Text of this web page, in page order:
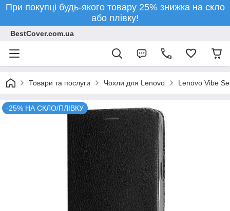
При покупці будь-якого товару 25% знижка на скло
або плівку!
BestCover.com.ua
Товари та послуги Чохли для Lenovo Lenovo Vibe
-25% НА СКЛО/ПЛІВКУ